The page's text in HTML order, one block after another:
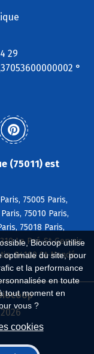
Biocoop utilise
optimale du site, pour
et la performance
en toute
tout moment en
vous ?
cookies
29
°
(75011) est
75005 Paris,
75010 Paris,
75018 Paris,
Le Pré-St-Gervais,
94160 St-Mandé